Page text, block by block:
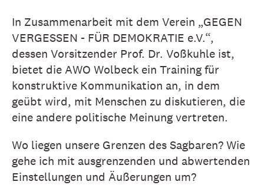
In Zusammenarbeit mit dem Verein „GEGEN
VERGESSEN - FÜR DEMOKRATIE e.V.“,
dessen Vorsitzender Prof. Dr. Voßkuhle ist,
bietet die AWO Wolbeck ein Training für
konstruktive Kommunikation an, in dem
geübt wird, mit Menschen zu diskutieren, die
eine andere politische Meinung vertreten.
Wo liegen unsere Grenzen des Sagbaren? Wie
gehe ich mit ausgrenzenden und abwertenden
Einstellungen und Äußerungen um?